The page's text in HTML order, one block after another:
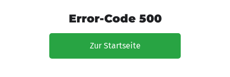
Error-Code 500
Zur Startseite